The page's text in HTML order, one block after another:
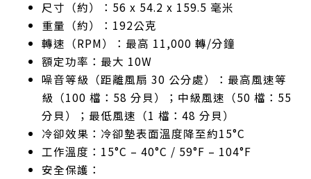
尺寸（約）：56 x 54.2 x 159.5 毫米
重量（約）：192公克
轉速（RPM）：最高 11,000 轉/分鐘
額定功率：最大 10W
噪音等級（距離風扇 30 公分處）：最高風速等
級（100 檔：58 分貝）；中級風速（50 檔：55
分貝）；最低風速（1 檔：48 分貝）
冷卻效果：冷卻墊表面溫度降至約15°C
工作溫度：15°C – 40°C / 59°F – 104°F
安全保護：